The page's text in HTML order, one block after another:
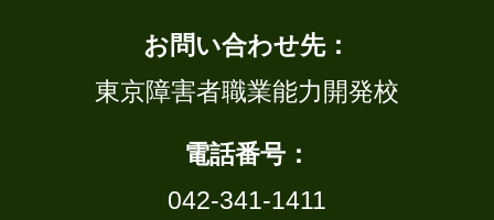
お問い合わせ先：
東京障害者職業能力開発校
電話番号：
042-341-1411